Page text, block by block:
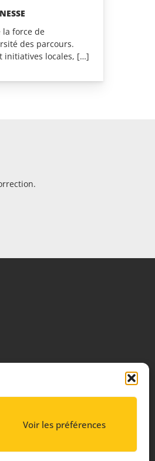
Voir les préférences
la force de
des parcours.
initiatives locales, […]